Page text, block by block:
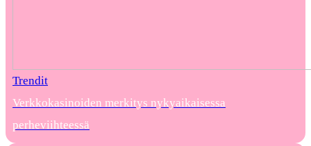
Trendit
Verkkokasinoiden merkitys nykyaikaisessa
perheviihteessä